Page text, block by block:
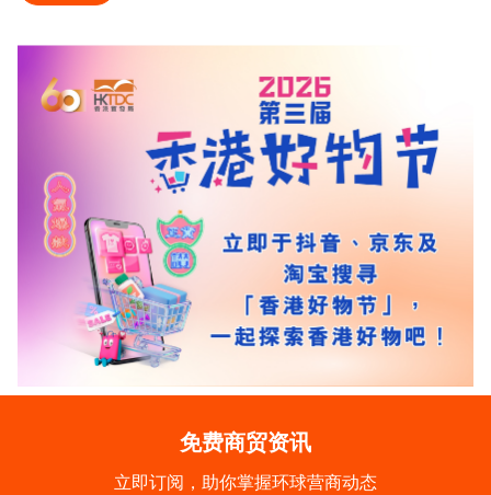
免费商贸资讯
立即订阅，助你掌握环球营商动态